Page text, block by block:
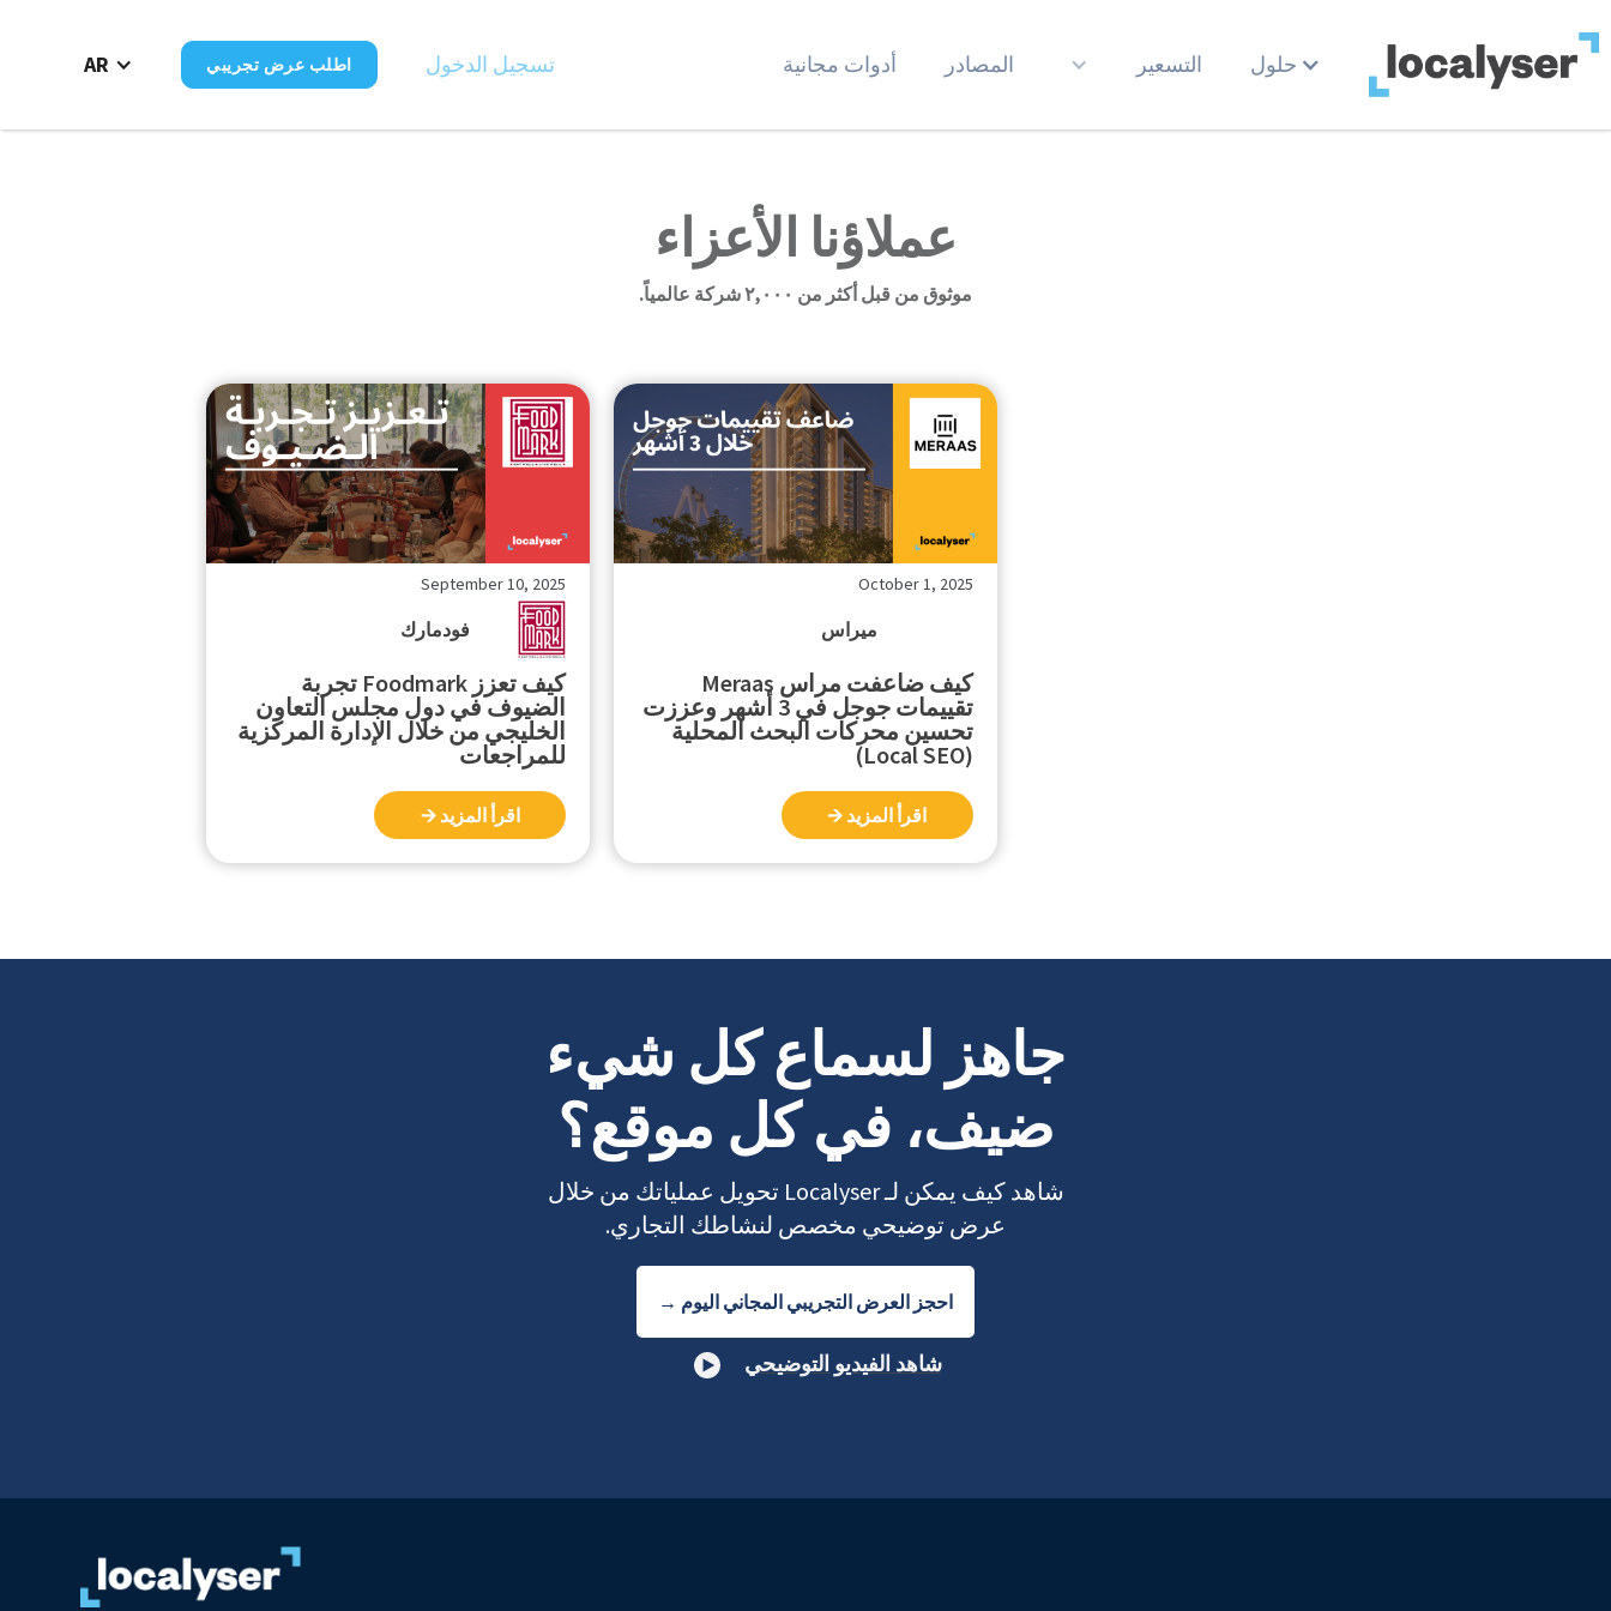
حلول التسعير المصادر أدوات مجانية تسجيل الدخول اطلب عرض تجريبي AR
عملاؤنا الأعزاء
موثوق من قبل أكثر من ٢,٠٠٠ شركة عالمياً.
September 10, 2025
فودمارك
كيف تعزز Foodmark تجربة
الضيوف في دول مجلس التعاون
الخليجي من خلال الإدارة المركزية
للمراجعات
اقرأ المزيد 🡪
October 1, 2025
ميراس
كيف ضاعفت مراس Meraas
تقييمات جوجل في 3 أشهر وعززت
تحسين محركات البحث المحلية
(Local SEO)
اقرأ المزيد 🡪
جاهز لسماع كل شيء
ضيف، في كل موقع؟
شاهد كيف يمكن لـ Localyser تحويل عملياتك من خلال
عرض توضيحي مخصص لنشاطك التجاري.
احجز العرض التجريبي المجاني اليوم →
شاهد الفيديو التوضيحي